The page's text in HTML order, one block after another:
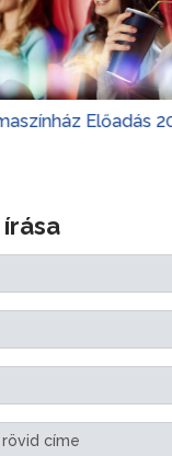
2026